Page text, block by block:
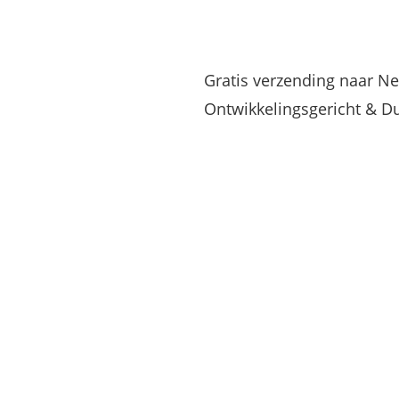
Gratis verzending naar
Ontwikkelingsgericht &